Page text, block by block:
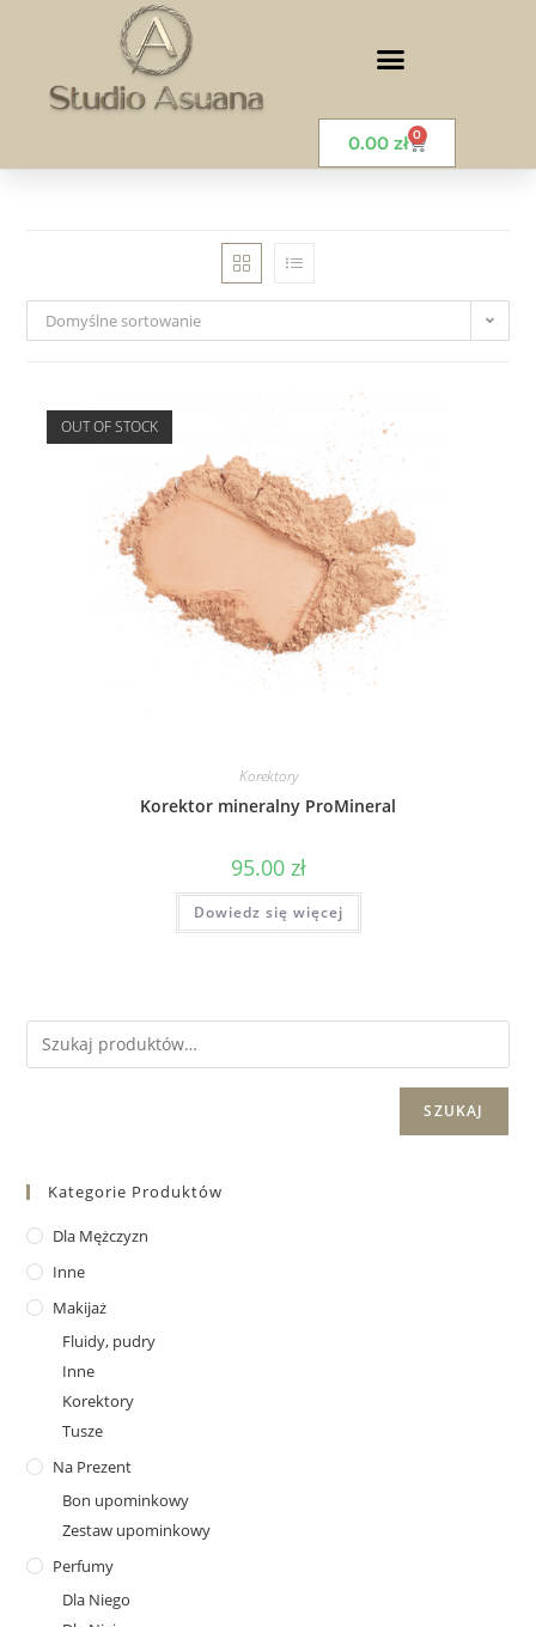
0.00 zł 0
Domyślne sortowanie
OUT OF STOCK
Korektory
Korektor mineralny ProMineral
95.00 zł
Dowiedz się więcej
SZUKAJ
Kategorie Produktów
Dla Mężczyzn
Inne
Makijaż
Fluidy, pudry
Inne
Korektory
Tusze
Na Prezent
Bon upominkowy
Zestaw upominkowy
Perfumy
Dla Niego